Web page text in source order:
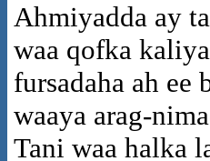
Ahmiyadda ay
waa qofka
fursadaha ah ee
waaya arag-
Tani waa halka